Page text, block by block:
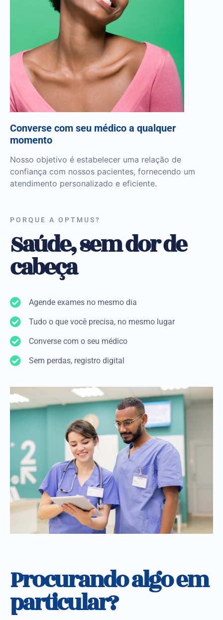
Converse com seu médico a qualquer
momento
Nosso objetivo é estabelecer uma relação de
confiança com nossos pacientes, fornecendo um
atendimento personalizado e eficiente.
PORQUE A OPTMUS?
Saúde, sem dor de
cabeça
Agende exames no mesmo dia
Tudo o que você precisa, no mesmo lugar
Converse com o seu médico
Sem perdas, registro digital
Procurando algo em
particular?